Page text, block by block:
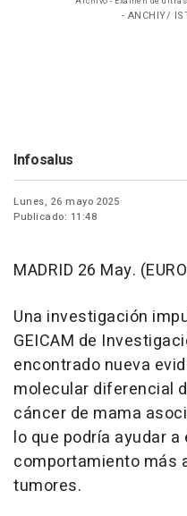
- ANCHIY/
Infosalus
Lunes, 26 mayo 2025
Publicado: 11:48
MADRID 26 May.
Una investigación
GEICAM de
encontrado nueva
molecular diferencial
cáncer de mama
lo que podría ayudar a
comportamiento más
tumores.